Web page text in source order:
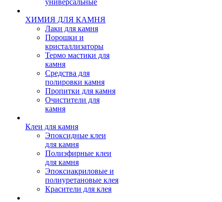
универсальные
ХИМИЯ ДЛЯ КАМНЯ
Лаки для камня
Порошки и
кристаллизаторы
Термо мастики для
камня
Средства для
полировки камня
Пропитки для камня
Очистители для
камня
Клеи для камня
Эпоксидные клеи
для камня
Полиэфирные клеи
для камня
Эпоксиакриловые и
полиуретановые клея
Красители для клея